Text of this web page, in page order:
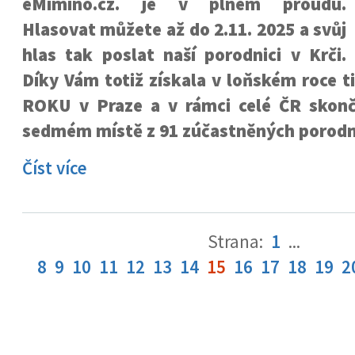
Hlasovat můžete až do 2.11. 2025 a svůj
hlas tak poslat naší porodnici v Krči.
Díky Vám totiž získala v loňském roce
ROKU v Praze a v rámci celé ČR
sedmém místě z 91 zúčastněných
Číst více
Strana: 1 ...
8 9 10 11 12 13 14 15 16 17 18 19